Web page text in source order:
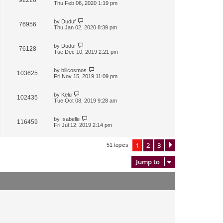
Thu Feb 06, 2020 1:19 pm
76956 by Duduf
Thu Jan 02, 2020 8:39 pm
76128 by Duduf
Tue Dec 10, 2019 2:21 pm
103625 by billcosmos
Fri Nov 15, 2019 11:09 pm
102435 by Kelu
Tue Oct 08, 2019 9:28 am
116459 by Isabelle
Fri Jul 12, 2019 2:14 pm
51 topics 1 2 3
Jump to